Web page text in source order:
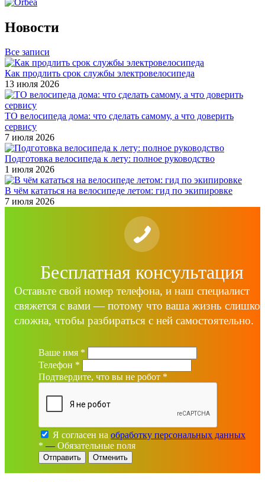
Новости
Все записи
Как продлить срок службы электровелосипеда
13 июля 2026
ТО велосипеда дома: что сделать самому, а что доверить
сервису
7 июля 2026
Подготовка велосипеда к лету: полное руководство
1 июля 2026
В чём кататься на велосипеде летом: гид по экипировке
7 июля 2026
Бесплатная консультация
Оставьте свой номер телефона, и наш специалист
свяжется с вами — потому что ваша жизнь
сложна, чтобы разбираться с ней самостоятельно.
Ваше имя *
Телефон *
Подтвердите, что вы не робот *
Я согласен на обработку персональных данных
* — Обязательные поля
Отменить